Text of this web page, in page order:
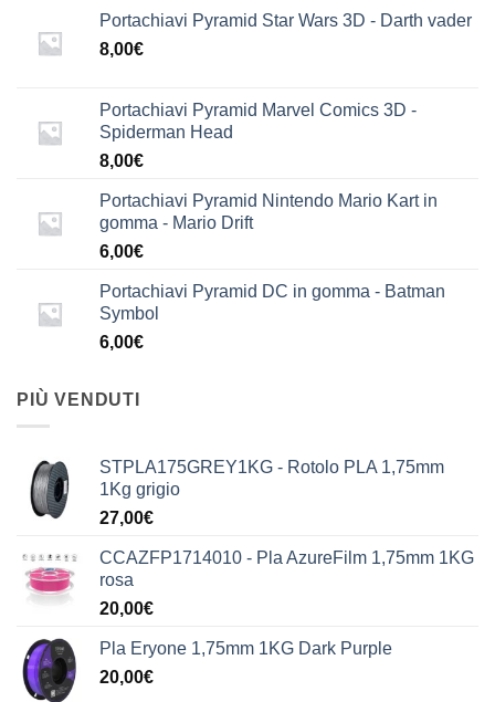
Portachiavi Pyramid Star Wars 3D - Darth vader
8,00€
Portachiavi Pyramid Marvel Comics 3D -
Spiderman Head
8,00€
Portachiavi Pyramid Nintendo Mario Kart in
gomma - Mario Drift
6,00€
Portachiavi Pyramid DC in gomma - Batman
Symbol
6,00€
PIÙ VENDUTI
STPLA175GREY1KG - Rotolo PLA 1,75mm
1Kg grigio
27,00€
CCAZFP1714010 - Pla AzureFilm 1,75mm 1KG
rosa
20,00€
Pla Eryone 1,75mm 1KG Dark Purple
20,00€